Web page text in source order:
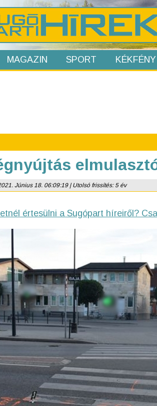
MAGAZIN SPORT KÉKFÉNY
Június 18. 06:09:19 | Utolsó frissítés: 5 év
értesülni a Sugópart híreiről?